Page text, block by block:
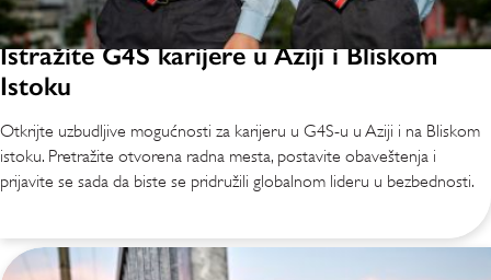
Istražite G4S karijere u Aziji i Bliskom
Istoku
Otkrijte uzbudljive mogućnosti za karijeru u G4S-u u Aziji i na Bliskom
istoku. Pretražite otvorena radna mesta, postavite obaveštenja i
prijavite se sada da biste se pridružili globalnom lideru u bezbednosti.